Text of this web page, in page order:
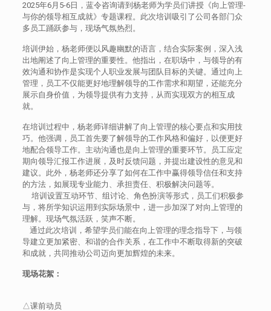
2025年6月5-6日，蓝令咨询请到杨老师为学员们讲授《向上管理-
与你的领导相互成就》专题课程。此次培训吸引了公司各部门众
多员工踊跃参与，现场气氛热烈。
培训伊始，杨老师便以风趣幽默的语言，结合实际案例，深入浅
出地阐述了向上管理的重要性。他指出，在职场中，与领导的有
效沟通和协作是实现个人职业发展与团队目标的关键。通过向上
管理，员工不仅能更好地理解领导的工作需求和期望，还能充分
展示自身价值，为领导提供有力支持，从而实现双方的相互成
就。
在培训过程中，杨老师详细讲解了向上管理的核心要点和实用技
巧。他强调，员工首先要了解领导的工作风格和偏好，以便更好
地配合领导工作。主动沟通也是向上管理的重要环节。员工应定
期向领导汇报工作进展，及时反馈问题，并提出建设性的意见和
建议。此外，杨老师还分享了如何在工作中赢得领导信任和支持
的方法，如展现专业能力、承担责任、积极解决问题等。
培训设置互动环节、组讨论、角色扮演等形式，员工们积极参
与，将所学知识运用到实际场景中，进一步加深了对向上管理的
理解。现场气氛活跃，笑声不断。
通过此次培训，希望学员们能在向上管理的理念指导下，与领
导建立更加紧密、和谐的合作关系，在工作中不断取得新的突破
和成就，共同推动公司迈向更加辉煌的未来。
现场花絮：
△课前动员